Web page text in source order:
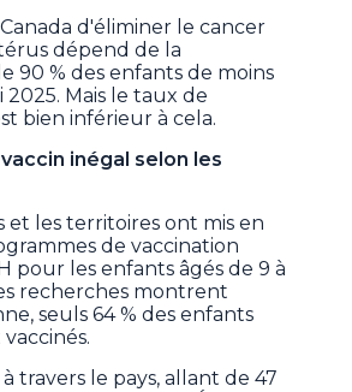
d'éliminer le cancer
dépend de la
90 % des enfants de moins
2025. Mais le taux de
bien inférieur à cela.
inégal selon les
et les territoires ont mis en
de vaccination
pour les enfants âgés de 9 à
recherches montrent
seuls 64 % des enfants
travers le pays, allant de 47